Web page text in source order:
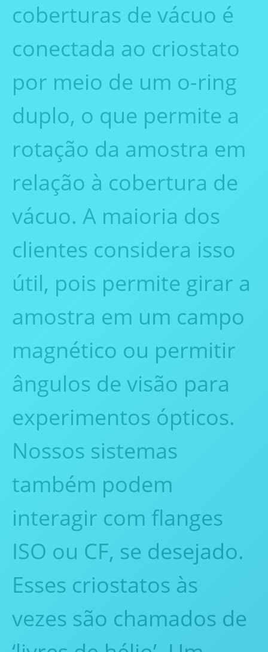
coberturas de vácuo é
conectada ao criostato
por meio de um o-ring
duplo, o que permite a
rotação da amostra em
relação à cobertura de
vácuo. A maioria dos
clientes considera isso
útil, pois permite girar a
amostra em um campo
magnético ou permitir
ângulos de visão para
experimentos ópticos.
Nossos sistemas
também podem
interagir com flanges
ISO ou CF, se desejado.
Esses criostatos às
vezes são chamados de